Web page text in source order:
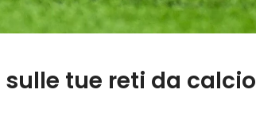
tue reti da calcio